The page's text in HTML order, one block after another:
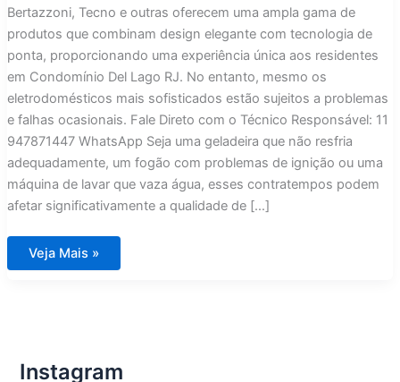
Bertazzoni, Tecno e outras oferecem uma ampla gama de
produtos que combinam design elegante com tecnologia de
ponta, proporcionando uma experiência única aos residentes
em Condomínio Del Lago RJ. No entanto, mesmo os
eletrodomésticos mais sofisticados estão sujeitos a problemas
e falhas ocasionais. Fale Direto com o Técnico Responsável: 11
947871447 WhatsApp Seja uma geladeira que não resfria
adequadamente, um fogão com problemas de ignição ou uma
máquina de lavar que vaza água, esses contratempos podem
afetar significativamente a qualidade de […]
Conserto
Del
Lago
Veja Mais »
Instagram